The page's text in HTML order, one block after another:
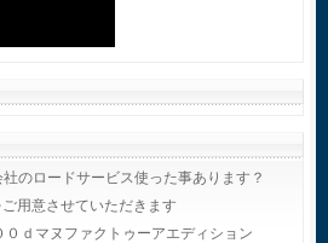
のロードサービス使った事あります？
用意させていただきます
０ｄマヌファクトゥーアエディション